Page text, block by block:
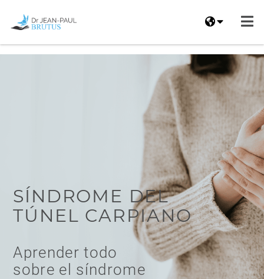
SÍNDROME DEL
TÚNEL CARPIANO
Aprender todo
sobre el síndrome